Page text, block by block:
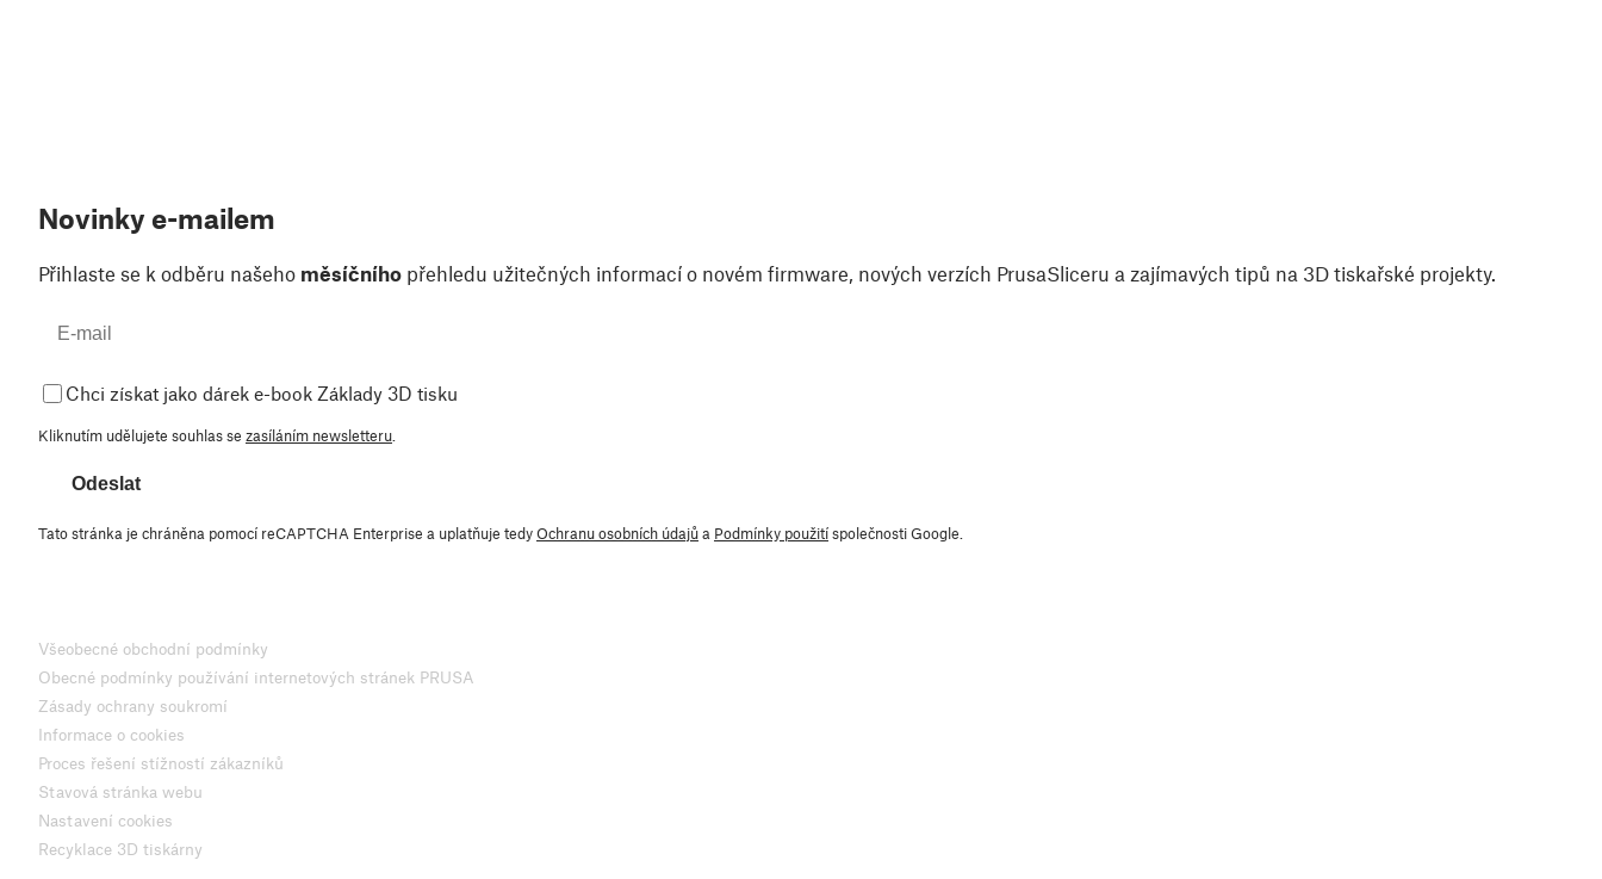
Novinky e-mailem
Přihlaste se k odběru našeho měsíčního přehledu užitečných informací o novém firmware, nových verzích PrusaSliceru a zajímavých tipů na 3D tiskařské projekty.
Chci získat jako dárek e-book Základy 3D tisku
Kliknutím udělujete souhlas se zasíláním newsletteru
Odeslat
Tato stránka je chráněna pomocí reCAPTCHA Enterprise a uplatňuje tedyOchranu osobních údajůa Podmínky použitíspolečnosti Google.
Všeobecné obchodní podmínky
Obecné podmínky používání internetových stránek PRUSA
Zásady ochrany soukromí
Informace o cookies
Proces řešení stížností zákazníků
Stavová stránka webu
Nastavení cookies
Recyklace 3D tiskárny